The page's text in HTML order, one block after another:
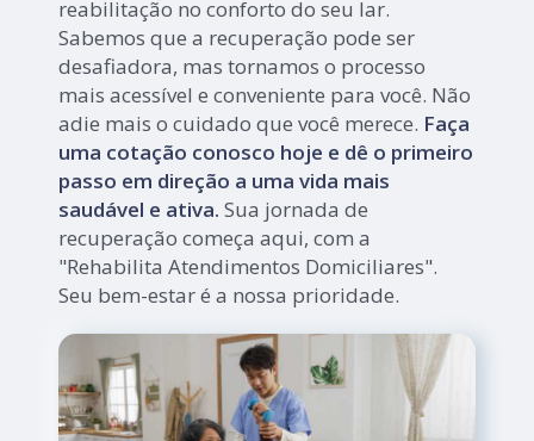
reabilitação no conforto do seu lar.
Sabemos que a recuperação pode ser
desafiadora, mas tornamos o processo
mais acessível e conveniente para você. Não
adie mais o cuidado que você merece. Faça
uma cotação conosco hoje e dê o primeiro
passo em direção a uma vida mais
saudável e ativa. Sua jornada de
recuperação começa aqui, com a
"Rehabilita Atendimentos Domiciliares".
Seu bem-estar é a nossa prioridade.